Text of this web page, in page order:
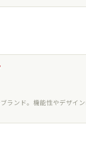
ランド。機能性やデザイ